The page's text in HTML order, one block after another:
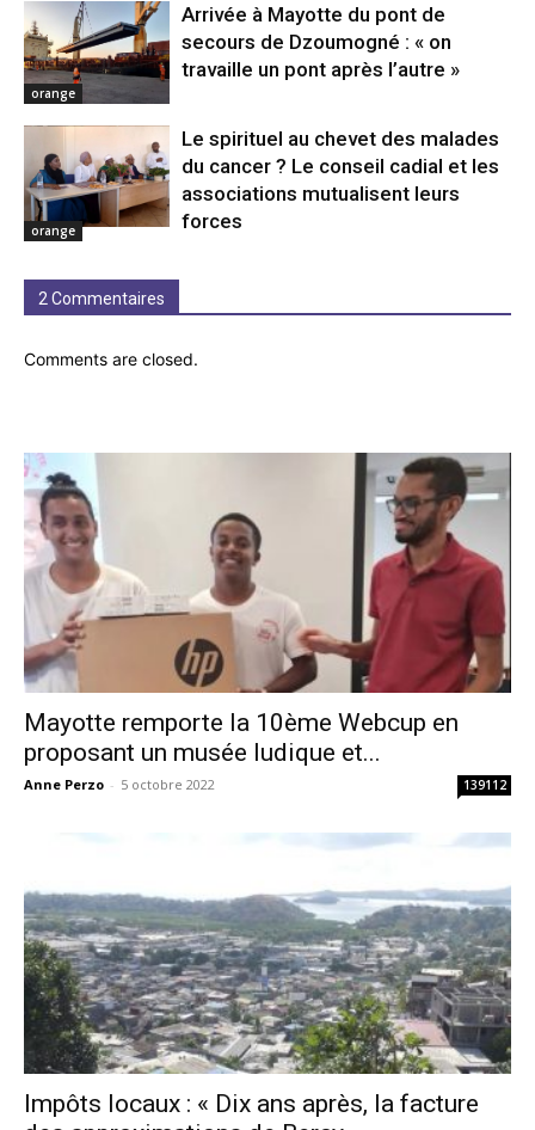
orange
Arrivée à Mayotte du pont de
secours de Dzoumogné : « on
travaille un pont après l’autre »
orange
Le spirituel au chevet des malades
du cancer ? Le conseil cadial et les
associations mutualisent leurs
forces
2 Commentaires
Comments are closed.
Mayotte remporte la 10ème Webcup en
proposant un musée ludique et...
Anne Perzo - 5 octobre 2022 139112
Impôts locaux : « Dix ans après, la facture